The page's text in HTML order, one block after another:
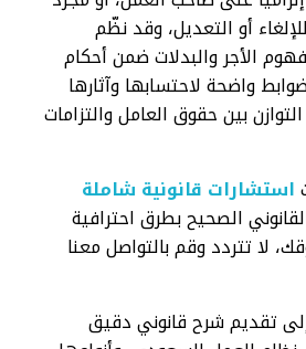
أو التعديل، وقد نظّم
الأجر والبدلات ضمن أحكام
واضحة لاحتسابها وآثارها
بين حقوق العامل والتزامات
استشارات قانونية شاملة
الصحيح بطرق احترافية
لا تتردد وقم بالتواصل معنا
تقديم شرح قانوني دقيق